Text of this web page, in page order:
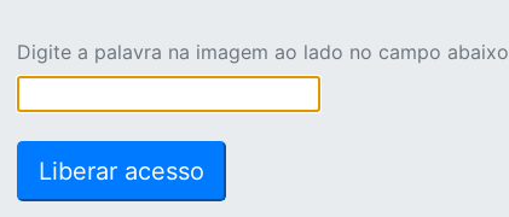
Digite a palavra na imagem ao lado no campo abaixo